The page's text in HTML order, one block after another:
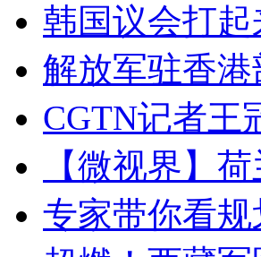
韩国议会打
解放军驻香
CGTN记者王
【微视界】
专家带你看